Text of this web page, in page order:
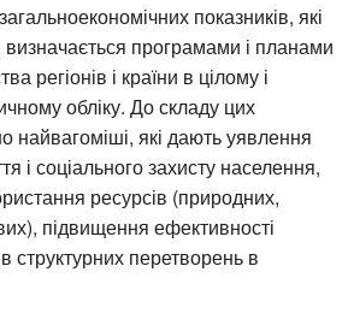
показників, які
визначається програмами і планами
регіонів і країни в цілому і
обліку. До складу цих
найвагоміші, які дають уявлення
і соціального захисту населення,
ресурсів (природних,
підвищення ефективності
структурних перетворень в